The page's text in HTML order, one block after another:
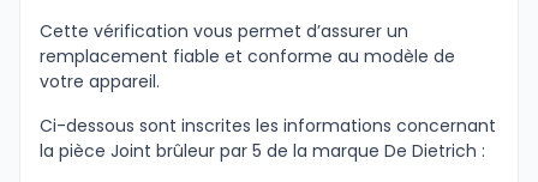
Cette vérification vous permet d’assurer un
remplacement fiable et conforme au modèle de
votre appareil.
Ci-dessous sont inscrites les informations concernant
la pièce Joint brûleur par 5 de la marque De Dietrich :